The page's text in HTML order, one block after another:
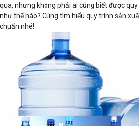
qua, nhưng không phải ai cũng biết được
như thế nào? Cùng tìm hiểu quy trình sản
chuẩn nhé!